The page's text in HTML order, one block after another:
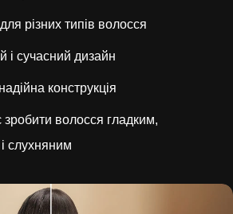
різних типів волосся
і сучасний дизайн
конструкція
волосся гладким,
слухняним